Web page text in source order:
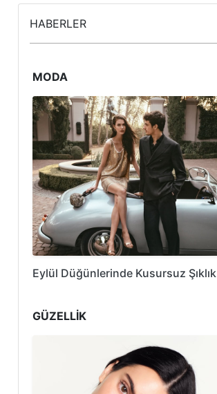
HABERLER
MODA
Eylül Düğünlerinde Kusursuz Şıklık
GÜZELLİK